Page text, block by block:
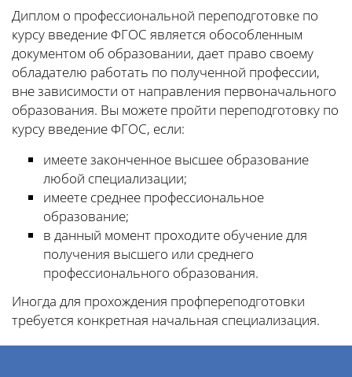
Диплом о профессиональной переподготовке по
курсу введение ФГОС является обособленным
документом об образовании, дает право своему
обладателю работать по полученной профессии,
вне зависимости от направления первоначального
образования. Вы можете пройти переподготовку по
курсу введение ФГОС, если:
имеете законченное высшее образование
любой специализации;
имеете среднее профессиональное
образование;
в данный момент проходите обучение для
получения высшего или среднего
профессионального образования.
Иногда для прохождения профпереподготовки
требуется конкретная начальная специализация.